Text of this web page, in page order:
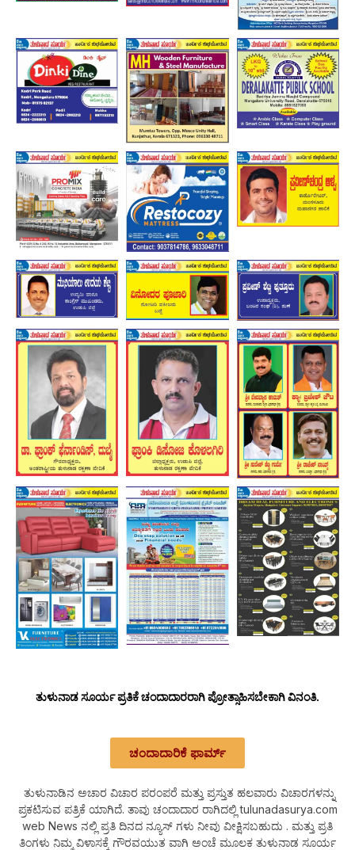
ತುಳುನಾಡ ಸೂರ್ಯ ಪ್ರತಿಕೆ ಚಂದಾದಾರರಾಗಿ ಪ್ರೋತ್ಸಾಹಿಸಬೇಕಾಗಿ ವಿನಂತಿ.
ಚಂದಾದಾರಿಕೆ ಫಾರ್ಮ್
ತುಳುನಾಡಿನ ಅಚಾರ ವಿಚಾರ ಪರಂಪರೆ ಮತ್ತು ಪ್ರಸ್ತುತ ಹಲವಾರು ವಿಚಾರಗಳನ್ನು
ಪ್ರಕಟಿಸುವ ಪತ್ರಿಕೆ ಯಾಗಿದೆ. ತಾವು ಚಂದಾದಾರ ರಾಗಿದಲ್ಲಿ tulunadasurya.com
web News ನಲ್ಲಿ ಪ್ರತಿ ದಿನದ ನ್ಯೂಸ್ ಗಳು ನೀವು ವೀಕ್ಷಿಸಬಹುದು . ಮತ್ತು ಪ್ರತಿ
ತಿಂಗಳು ನಿಮ್ಮ ವಿಳಾಸಕ್ಕೆ ಗೌರವಯುತ ವಾಗಿ ಅಂಚೆ ಮೂಲಕ ತುಳುನಾಡ ಸೂರ್ಯ